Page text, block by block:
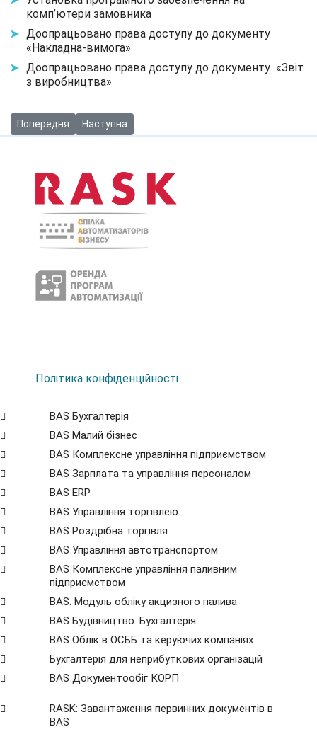
комп’ютери замовника
Доопрацьовано права доступу до документу
«Накладна-вимога»
Доопрацьовано права доступу до документу «Звіт
з виробництва»
Попередня стаття: Автоматизація бухгалтерського та
Попередня Наступна стаття: Автоматизовано 8
Наступна
Політика конфіденційності
BAS Бухгалтерія
BAS Малий бізнес
BAS Комплексне управління підприємством
BAS Зарплата та управління персоналом
BAS ERP
BAS Управління торгівлею
BAS Роздрібна торгівля
BAS Управління автотранспортом
BAS Комплексне управління паливним
підприємством
BAS. Модуль обліку акцизного палива
BAS Будівництво. Бухгалтерія
BAS Облік в ОСББ та керуючих компаніях
Бухгалтерія для неприбуткових організацій
BAS Документообіг КОРП
RASK: Завантаження первинних документів в
BAS